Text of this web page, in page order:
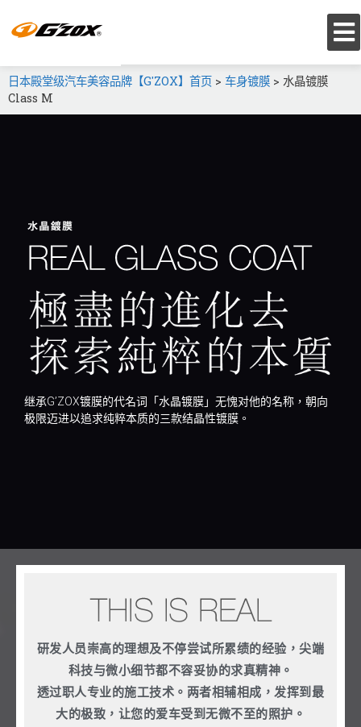
日本殿堂级汽车美容品牌【G'ZOX】首页 > 车身镀膜 > 水晶镀膜
Class M
继承G’ZOX镀膜的代名词「水晶镀膜」无愧对他的名称，朝向
极限迈进以追求纯粹本质的三款结晶性镀膜。
研发人员崇高的理想及不停尝试所累绩的经验，尖端
科技与微小细节都不容妥协的求真精神。
透过职人专业的施工技术。两者相辅相成，发挥到最
大的极致，让您的爱车受到无微不至的照护。